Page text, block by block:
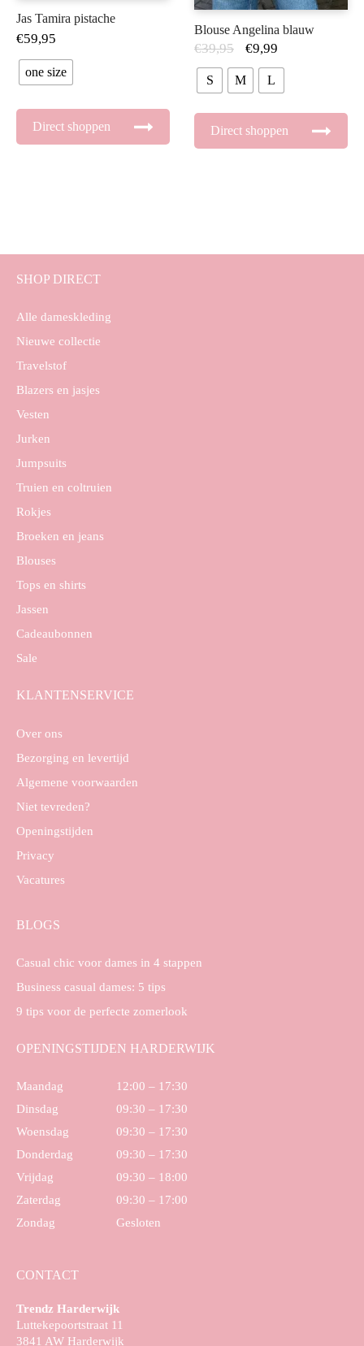
Jas Tamira pistache
€59,95
one size
Direct shoppen
Blouse Angelina blauw
€39,95 €9,99
S M L
Direct shoppen
SHOP DIRECT
Alle dameskleding
Nieuwe collectie
Travelstof
Blazers en jasjes
Vesten
Jurken
Jumpsuits
Truien en coltruien
Rokjes
Broeken en jeans
Blouses
Tops en shirts
Jassen
Cadeaubonnen
Sale
KLANTENSERVICE
Over ons
Bezorging en levertijd
Algemene voorwaarden
Niet tevreden?
Openingstijden
Privacy
Vacatures
BLOGS
Casual chic voor dames in 4 stappen
Business casual dames: 5 tips
9 tips voor de perfecte zomerlook
OPENINGSTIJDEN HARDERWIJK
Maandag
12:00 – 17:30
Dinsdag
09:30 – 17:30
Woensdag
09:30 – 17:30
Donderdag
09:30 – 17:30
Vrijdag
09:30 – 18:00
Zaterdag
09:30 – 17:00
Zondag
Gesloten
CONTACT
Trendz Harderwijk
Luttekepoortstraat 11
3841 AW Harderwijk